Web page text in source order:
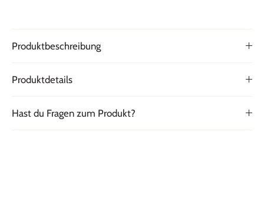
Produktbeschreibung
Produktdetails
Hast du Fragen zum Produkt?